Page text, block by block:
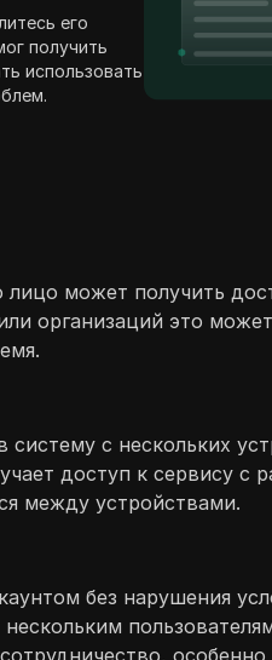
его
получить
использовать
лицо может получить
организаций это
систему с нескольких
доступ к сервису с
между устройствами.
без нарушения